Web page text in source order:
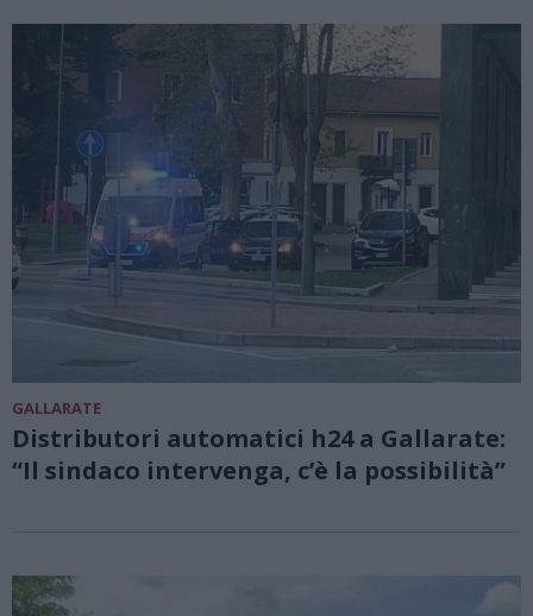
GALLARATE
Distributori automatici h24 a Gallarate:
“Il sindaco intervenga, c’è la possibilità”